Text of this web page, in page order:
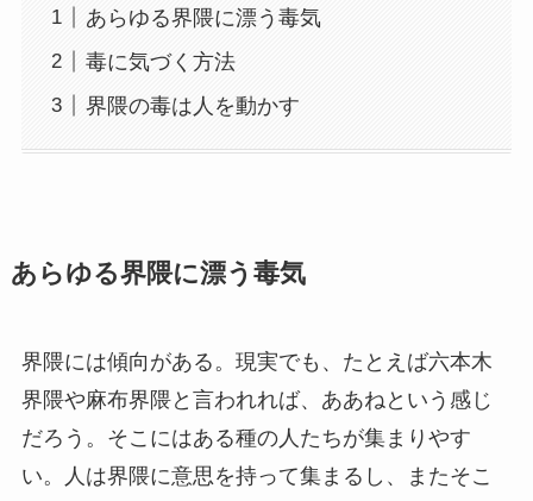
あらゆる界隈に漂う毒気
毒に気づく方法
界隈の毒は人を動かす
あらゆる界隈に漂う毒気
界隈には傾向がある。現実でも、たとえば六本木
界隈や麻布界隈と言われれば、ああねという感じ
だろう。そこにはある種の人たちが集まりやす
い。人は界隈に意思を持って集まるし、またそこ